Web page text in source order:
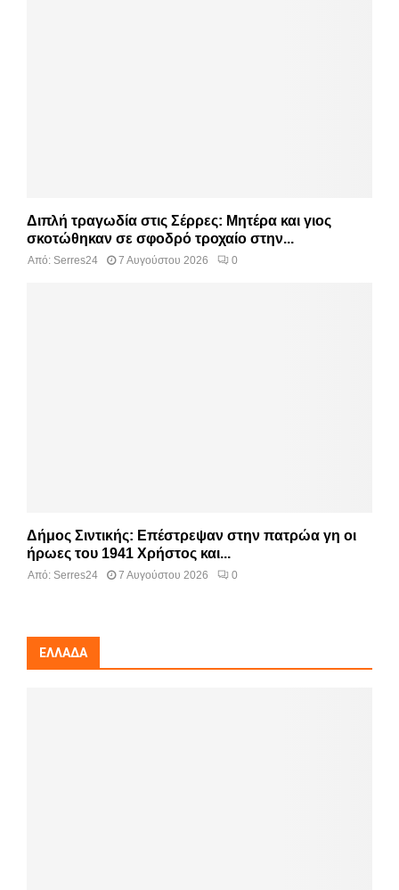
Διπλή τραγωδία στις Σέρρες: Μητέρα και γιος
σκοτώθηκαν σε σφοδρό τροχαίο στην...
Από: Serres24 7 Αυγούστου 2026 0
Δήμος Σιντικής: Επέστρεψαν στην πατρώα γη οι
ήρωες του 1941 Χρήστος και...
Από: Serres24 7 Αυγούστου 2026 0
ΕΛΛΆΔΑ